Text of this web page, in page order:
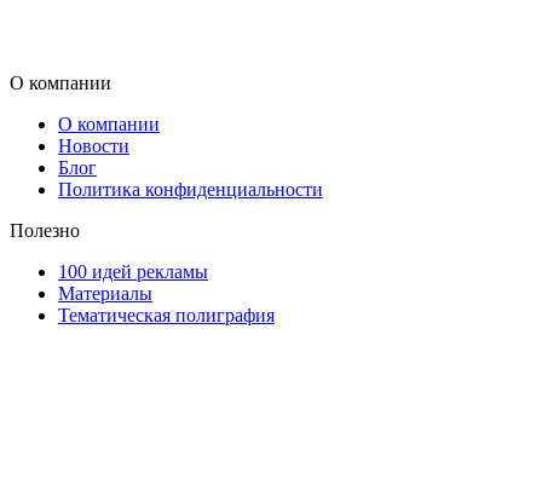
О компании
О компании
Новости
Блог
Политика конфиденциальности
Полезно
100 идей рекламы
Материалы
Тематическая полиграфия